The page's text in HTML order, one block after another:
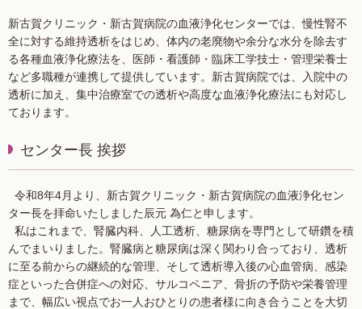
新古賀クリニック・新古賀病院の血液浄化センターでは、慢性腎不
全に対する維持透析をはじめ、体内の老廃物や余分な水分を除去す
る各種血液浄化療法を、医師・看護師・臨床工学技士・管理栄養士
など多職種が連携して提供しています。新古賀病院では、入院中の
透析に加え、集中治療室での透析や高度な血液浄化療法にも対応し
ております。
センター長 挨拶
令和8年4月より、新古賀クリニック・新古賀病院の血液浄化セン
ター長を拝命いたしました辰元 為仁と申します。
私はこれまで、腎臓内科、人工透析、糖尿病を専門として研鑽を積
んでまいりました。腎臓病と糖尿病は深く関わり合っており、透析
に至る前からの継続的な管理、そして透析導入後の心血管病、感染
症といった合併症への対応、サルコペニア、骨折の予防や栄養管理
まで、幅広い視点でお一人おひとりの患者様に向き合うことを大切